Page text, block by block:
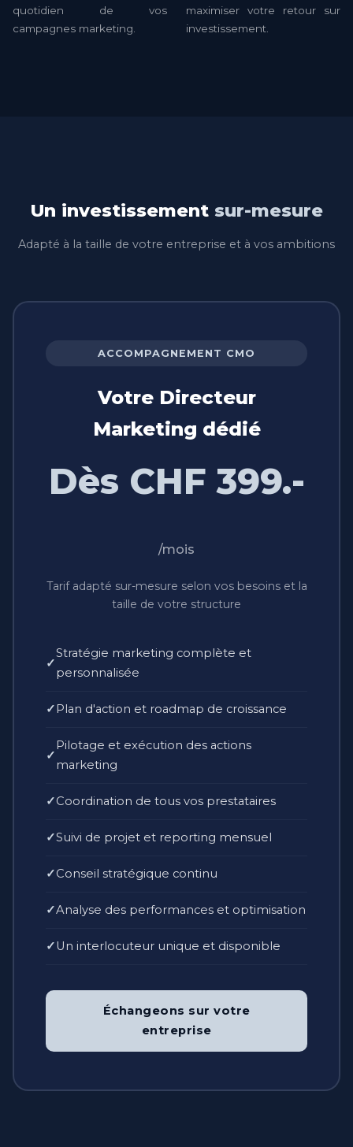
quotidien de vos
campagnes marketing.
maximiser votre retour sur
investissement.
Un investissement sur-mesure
Adapté à la taille de votre entreprise et à vos ambitions
ACCOMPAGNEMENT CMO
Votre Directeur
Marketing dédié
Dès CHF 399.-
/mois
Tarif adapté sur-mesure selon vos besoins et la
taille de votre structure
Stratégie marketing complète et
personnalisée
Plan d'action et roadmap de croissance
Pilotage et exécution des actions
marketing
Coordination de tous vos prestataires
Suivi de projet et reporting mensuel
Conseil stratégique continu
Analyse des performances et optimisation
Un interlocuteur unique et disponible
Échangeons sur votre
entreprise